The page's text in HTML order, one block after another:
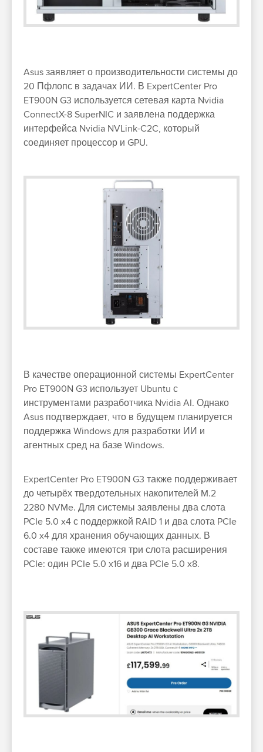
Asus заявляет о производительности системы до
20 Пфлопс в задачах ИИ. В ExpertCenter Pro
ET900N G3 используется сетевая карта Nvidia
ConnectX-8 SuperNIC и заявлена поддержка
интерфейса Nvidia NVLink-C2C, который
соединяет процессор и GPU.
В качестве операционной системы ExpertCenter
Pro ET900N G3 использует Ubuntu с
инструментами разработчика Nvidia AI. Однако
Asus подтверждает, что в будущем планируется
поддержка Windows для разработки ИИ и
агентных сред на базе Windows.
ExpertCenter Pro ET900N G3 также поддерживает
до четырёх твердотельных накопителей M.2
2280 NVMe. Для системы заявлены два слота
PCIe 5.0 x4 с поддержкой RAID 1 и два слота PCIe
6.0 x4 для хранения обучающих данных. В
составе также имеются три слота расширения
PCIe: один PCIe 5.0 x16 и два PCIe 5.0 x8.